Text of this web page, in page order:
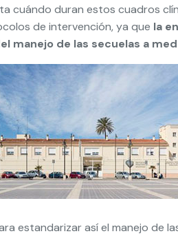
cuándo duran estos cuadros
de intervención, ya que la
manejo de las secuelas a
estandarizar así el manejo de